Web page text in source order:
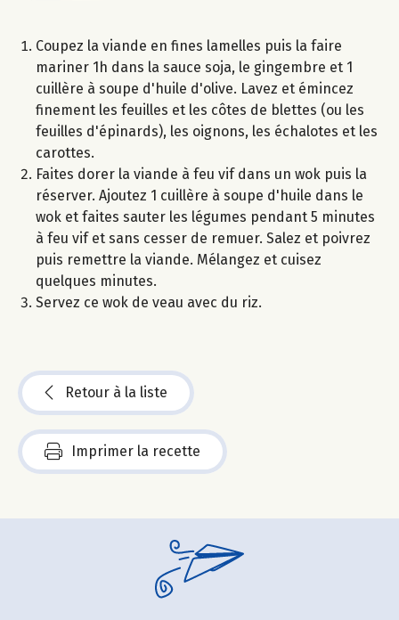
Coupez la viande en fines lamelles puis la faire
mariner 1h dans la sauce soja, le gingembre et 1
cuillère à soupe d'huile d'olive. Lavez et émincez
finement les feuilles et les côtes de blettes (ou les
feuilles d'épinards), les oignons, les échalotes et les
carottes.
Faites dorer la viande à feu vif dans un wok puis la
réserver. Ajoutez 1 cuillère à soupe d'huile dans le
wok et faites sauter les légumes pendant 5 minutes
à feu vif et sans cesser de remuer. Salez et poivrez
puis remettre la viande. Mélangez et cuisez
quelques minutes.
Servez ce wok de veau avec du riz.
Retour à la liste
Imprimer la recette